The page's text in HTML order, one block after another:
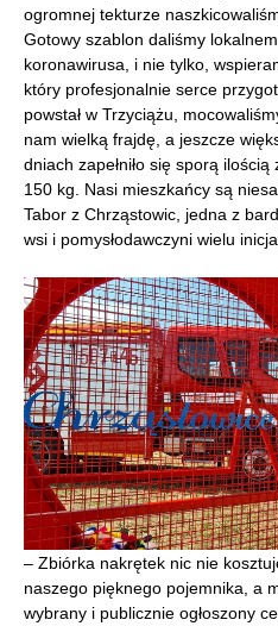
ogromnej tekturze
Gotowy szablon daliśmy
koronawirusa, i nie tylko,
który profesjonalnie serce
powstał w Trzyciążu,
nam wielką frajdę, a jeszcze
dniach zapełniło się sporą
150 kg. Nasi mieszkańcy są
Tabor z Chrząstowic, jedna z
wsi i pomysłodawczyni wielu
– Zbiórka nakrętek nic nie
naszego pięknego pojemnika, a
wybrany i publicznie ogłoszony